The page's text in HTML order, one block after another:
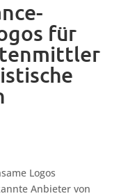
für
Logos
Anbieter von